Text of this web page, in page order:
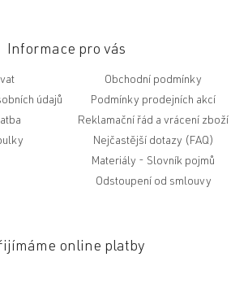
Informace pro vás
Obchodní podmínky
údajů
Podmínky prodejních akcí
Reklamační řád a vrácení zboží
Nejčastější dotazy (FAQ)
Slovník pojmů
Odstoupení od smlouvy
online platby